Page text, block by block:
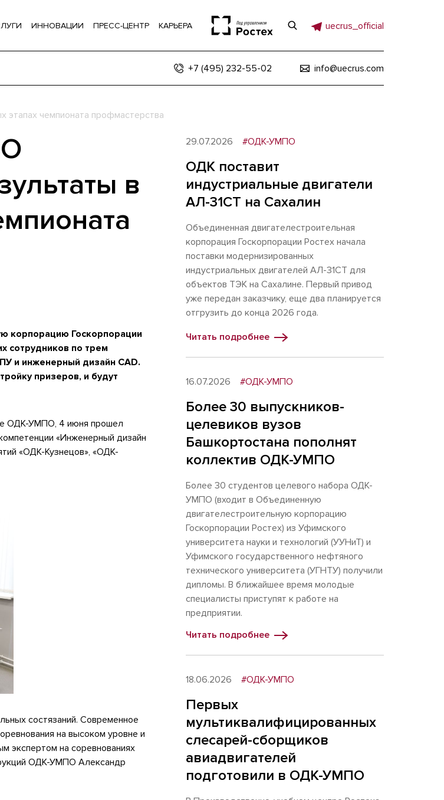
ИННОВАЦИИ ПРЕСС-ЦЕНТР КАРЬЕРА uecrus_official
+7 (495) 232-55-02 info@uecrus.com
чемпионата профмастерства
в
корпорацию Госкорпорации
сотрудников по трем
и инженерный дизайн CAD.
призеров, и будут
ОДК-УМПО, 4 июня прошел
«Инженерный дизайн
«ОДК-Кузнецов», «ОДК-
состязаний. Современное
на высоком уровне и
экспертом на соревнованиях
ОДК-УМПО Александр
29.07.2026 #ОДК-УМПО
ОДК поставит
индустриальные двигатели
АЛ-31СТ на Сахалин
Объединенная двигателестроительная
корпорация Госкорпорации Ростех начала
поставки модернизированных
индустриальных двигателей АЛ-31СТ для
объектов ТЭК на Сахалине. Первый привод
уже передан заказчику, еще два планируется
отгрузить до конца 2026 года.
Читать подробнее
16.07.2026 #ОДК-УМПО
Более 30 выпускников-
целевиков вузов
Башкортостана пополнят
коллектив ОДК-УМПО
Более 30 студентов целевого набора ОДК-
УМПО (входит в Объединенную
двигателестроительную корпорацию
Госкорпорации Ростех) из Уфимского
университета науки и технологий (УУНиТ) и
Уфимского государственного нефтяного
технического университета (УГНТУ) получили
дипломы. В ближайшее время молодые
специалисты приступят к работе на
предприятии.
Читать подробнее
18.06.2026 #ОДК-УМПО
Первых
мультиквалифицированных
слесарей-сборщиков
авиадвигателей
подготовили в ОДК-УМПО